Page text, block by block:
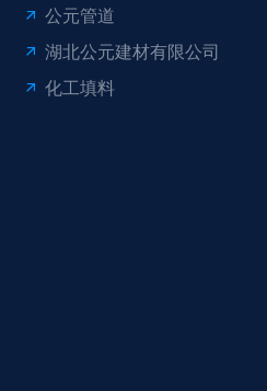
公元管道
湖北公元建材有限公司
化工填料